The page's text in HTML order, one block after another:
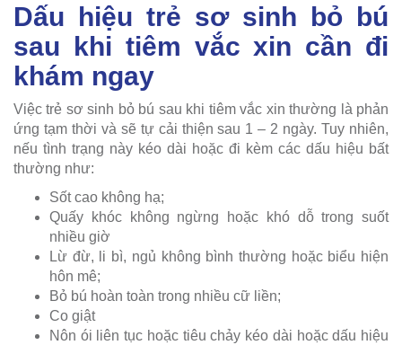
Dấu hiệu trẻ sơ sinh bỏ bú
sau khi tiêm vắc xin cần đi
khám ngay
Việc trẻ sơ sinh bỏ bú sau khi tiêm vắc xin thường là phản
ứng tạm thời và sẽ tự cải thiện sau 1 – 2 ngày. Tuy nhiên,
nếu tình trạng này kéo dài hoặc đi kèm các dấu hiệu bất
thường như:
Sốt cao không hạ;
Quấy khóc không ngừng hoặc khó dỗ trong suốt
nhiều giờ
Lừ đừ, li bì, ngủ không bình thường hoặc biểu hiện
hôn mê;
Bỏ bú hoàn toàn trong nhiều cữ liền;
Co giật
Nôn ói liên tục hoặc tiêu chảy kéo dài hoặc dấu hiệu